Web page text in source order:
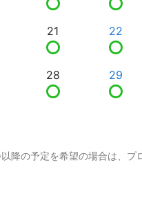
21 22
28 29
降の予定を希望の場合は、プ